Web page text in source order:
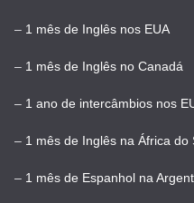
– 1 mês de Inglês nos EUA
– 1 mês de Inglês no Canadá
– 1 ano de intercâmbios nos
– 1 mês de Inglês na África do
– 1 mês de Espanhol na